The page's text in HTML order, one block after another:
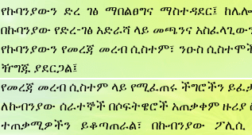
የኩባንያውን ድረ ገፅ ማበልፀግና ማስተዳደር፤
በኩባንያው የድረ-ገፅ አድራሻ ላይ መጫንና
የኩባንያውን የመረጃ መረብ ሲስተም፣ ንዑስ
ዥግጁ ያደርጋል፤
የመረጃ መረብ ሲስተም ላይ የሚፈጠሩ ችግሮችን
ለኩብንያው ሰራተኞች በሶፍትዌሮች አጠቃቀም ዙሪያ
ተጠቃሚዎችን ይቆጣጠራል፣ በኩብንያው ፖሊሲ